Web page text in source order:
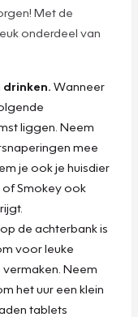
Met de
onderdeel van
Wanneer
liggen. Neem
mee
je ook je huisdier
Smokey ook
de achterbank is
voor leuke
Neem
het uur een klein
tablets